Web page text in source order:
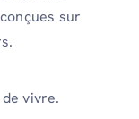
sur
vivre.